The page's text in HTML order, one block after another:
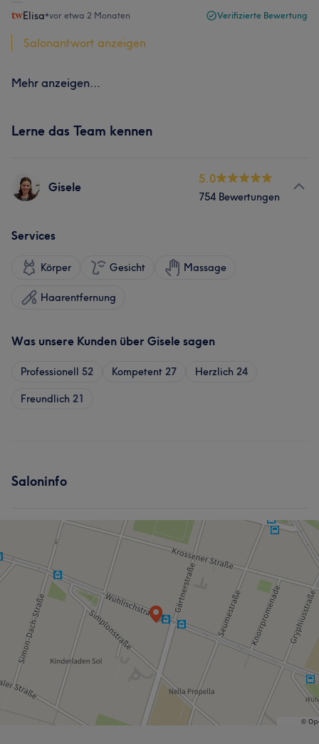
Elisa•vor etwa 2 Monaten Verifizierte Bewertung
Salonantwort anzeigen
Mehr anzeigen...
Lerne das Team kennen
Gisele
5.0
754 Bewertungen
Services
Körper Gesicht Massage
Haarentfernung
Was unsere Kunden über Gisele sagen
Professionell 52 Kompetent 27 Herzlich 24
Freundlich 21
Saloninfo